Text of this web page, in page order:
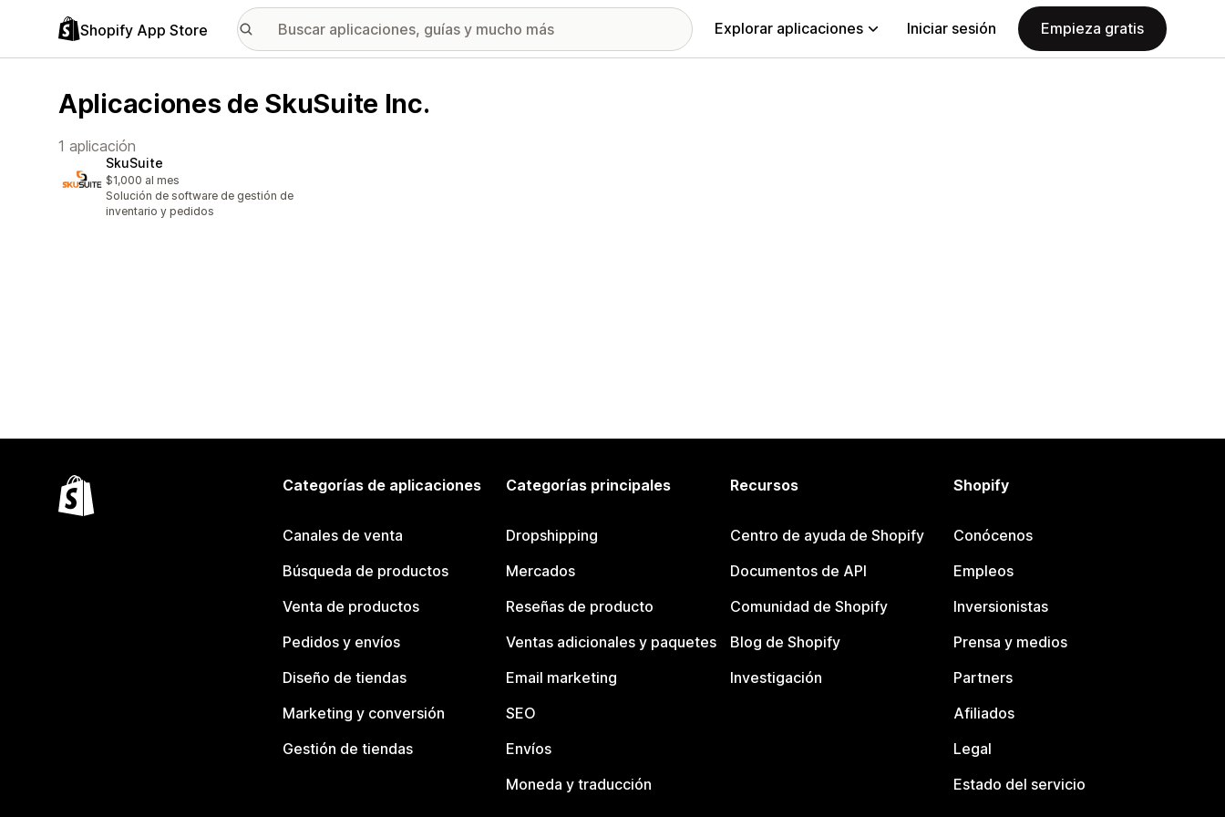
Shopify App Store Explorar aplicaciones Iniciar sesión Empieza gratis
Aplicaciones de SkuSuite Inc.
1 aplicación
SkuSuite
$1,000 al mes
Solución de software de gestión de
inventario y pedidos
Categorías de aplicaciones
Canales de venta
Búsqueda de productos
Venta de productos
Pedidos y envíos
Diseño de tiendas
Marketing y conversión
Gestión de tiendas
Categorías principales
Dropshipping
Mercados
Reseñas de producto
Ventas adicionales y paquetes
Email marketing
SEO
Envíos
Moneda y traducción
Recursos
Centro de ayuda de Shopify
Documentos de API
Comunidad de Shopify
Blog de Shopify
Investigación
Shopify
Conócenos
Empleos
Inversionistas
Prensa y medios
Partners
Afiliados
Legal
Estado del servicio